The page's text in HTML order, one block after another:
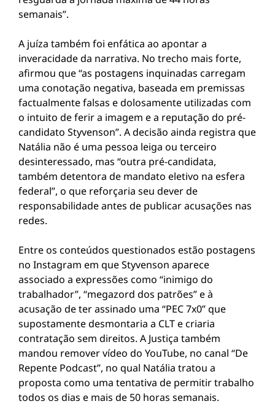
semanais”.
A juíza também foi enfática ao apontar a
inveracidade da narrativa. No trecho mais forte,
afirmou que “as postagens inquinadas carregam
uma conotação negativa, baseada em premissas
factualmente falsas e dolosamente utilizadas com
o intuito de ferir a imagem e a reputação do pré-
candidato Styvenson”. A decisão ainda registra que
Natália não é uma pessoa leiga ou terceiro
desinteressado, mas “outra pré-candidata,
também detentora de mandato eletivo na esfera
federal”, o que reforçaria seu dever de
responsabilidade antes de publicar acusações nas
redes.
Entre os conteúdos questionados estão postagens
no Instagram em que Styvenson aparece
associado a expressões como “inimigo do
trabalhador”, “megazord dos patrões” e à
acusação de ter assinado uma “PEC 7x0” que
supostamente desmontaria a CLT e criaria
contratação sem direitos. A Justiça também
mandou remover vídeo do YouTube, no canal “De
Repente Podcast”, no qual Natália tratou a
proposta como uma tentativa de permitir trabalho
todos os dias e mais de 50 horas semanais.